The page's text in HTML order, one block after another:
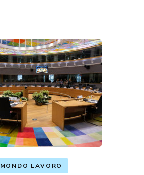
MONDO LAVORO